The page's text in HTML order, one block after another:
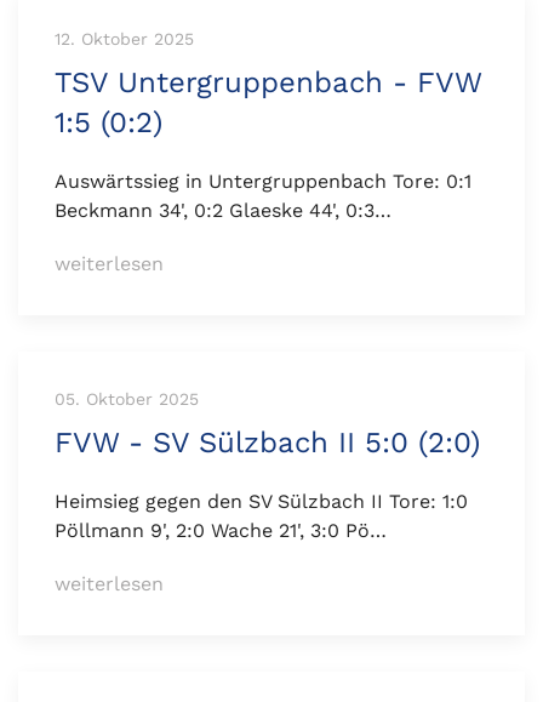
12. Oktober 2025
TSV Untergruppenbach - FVW
1:5 (0:2)
Auswärtssieg in Untergruppenbach Tore: 0:1
Beckmann 34', 0:2 Glaeske 44', 0:3…
weiterlesen
05. Oktober 2025
FVW - SV Sülzbach II 5:0 (2:0)
Heimsieg gegen den SV Sülzbach II Tore: 1:0
Pöllmann 9', 2:0 Wache 21', 3:0 Pö…
weiterlesen